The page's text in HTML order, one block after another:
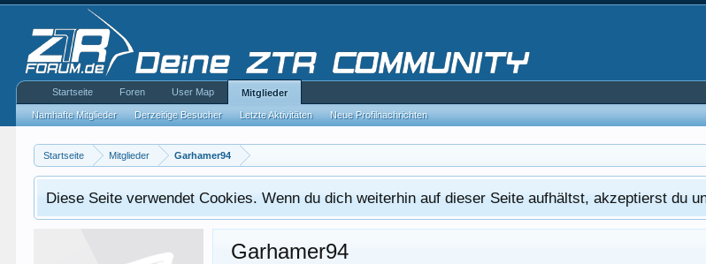
Startseite Mitglieder Garhamer94
Diese Seite verwendet Cookies. Wenn du dich weiterhin auf dieser Seite aufhältst, akzeptierst du
Garhamer94
Startseite Foren User Map Mitglieder
Namhafte Mitglieder Derzeitige Besucher Letzte Aktivitäten Neue Profilnachrichten